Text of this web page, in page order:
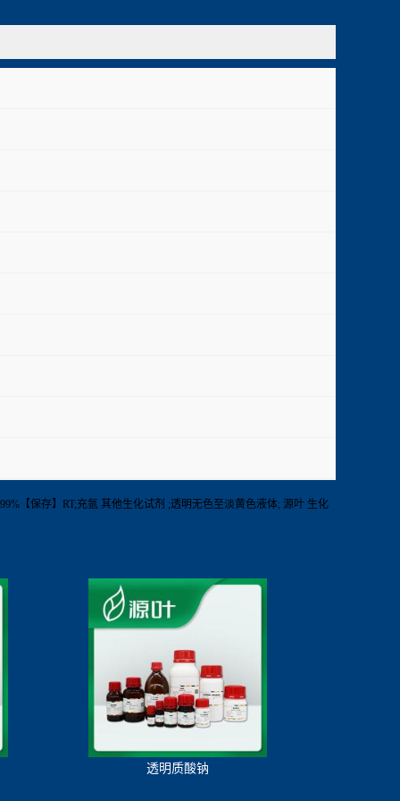
【保存】RT;充氩 其他生化试剂 ;透明无色至淡黄色液体; 源叶 生化
透明质酸钠